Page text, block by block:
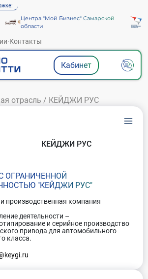
Центра "Мой Бизнес" Самарской
области
·Контакты
Кабинет
отрасль / КЕЙДЖИ РУС
ОГРАНИЧЕННОЙ
"КЕЙДЖИ РУС"
КЕЙДЖИ РУС
производственная компания
деятельности –
и серийное производство
привода для автомобильного
класса.